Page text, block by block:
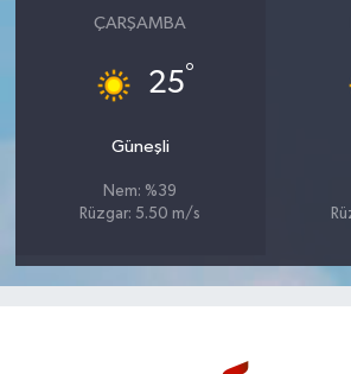
ÇARŞAMBA
25°
Güneşli
Nem: %39
Rüzgar: 5.50 m/s